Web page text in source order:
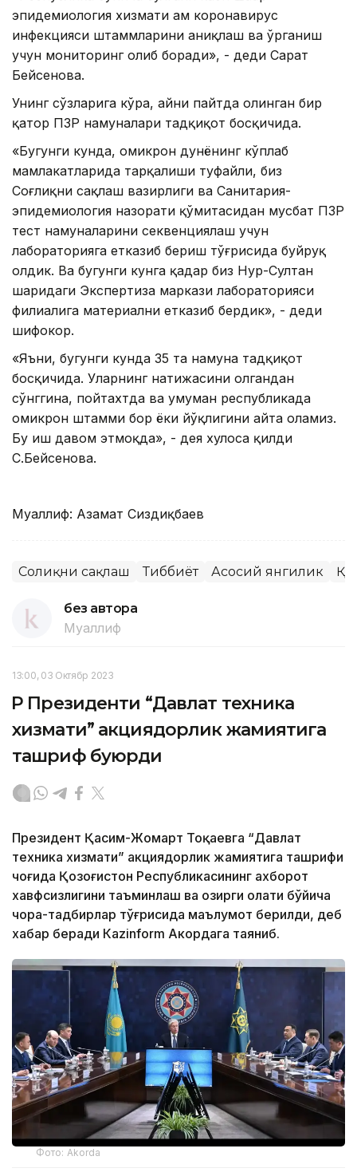
эпидемиология хизмати ҳам коронавирус
инфекцияси штаммларини аниқлаш ва ўрганиш
учун мониторинг олиб боради», - деди Сарҳат
Бейсенова.
Унинг сўзларига кўра, айни пайтда олинган бир
қатор ПЗР намуналари тадқиқот босқичида.
«Бугунги кунда, омикрон дунёнинг кўплаб
мамлакатларида тарқалиши туфайли, биз
Соғлиқни сақлаш вазирлиги ва Санитария-
эпидемиология назорати қўмитасидан мусбат ПЗР
тест намуналарини секвенциялаш учун
лабораторияга етказиб бериш тўғрисида буйруқ
олдик. Ва бугунги кунга қадар биз Нур-Султан
шаҳридаги Экспертиза маркази лабораторияси
филиалига материални етказиб бердик», - деди
шифокор.
«Яъни, бугунги кунда 35 та намуна тадқиқот
босқичида. Уларнинг натижасини олгандан
сўнггина, пойтахтда ва умуман республикада
омикрон штамми бор ёки йўқлигини айта оламиз.
Бу иш давом этмоқда», - дея хулоса қилди
С.Бейсенова.
Муаллиф: Азамат Сиздиқбаев
Соғлиқни сақлаш Тиббиёт Асосий янгилик ҚР
без автора
Муаллиф
13:00, 03 Октябр 2023
ҚР Президенти “Давлат техника
хизмати” акциядорлик жамиятига
ташриф буюрди
Президент Қасим-Жомарт Тоқаевга “Давлат
техника хизмати” акциядорлик жамиятига ташрифи
чоғида Қозоғистон Республикасининг ахборот
хавфсизлигини таъминлаш ва ҳозирги ҳолати бўйича
чора-тадбирлар тўғрисида маълумот берилди, деб
хабар беради Каzinform Акордага таяниб.
Фото: Akorda